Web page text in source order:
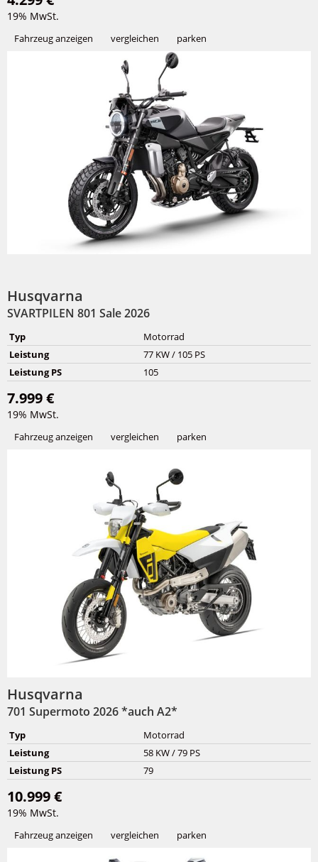
19% MwSt.
Fahrzeug anzeigen vergleichen parken
Husqvarna
SVARTPILEN 801 Sale 2026
Typ
Motorrad
Leistung
77 KW / 105 PS
Leistung PS
105
7.999 €
19% MwSt.
Fahrzeug anzeigen vergleichen parken
Husqvarna
701 Supermoto 2026 *auch A2*
Typ
Motorrad
Leistung
58 KW / 79 PS
Leistung PS
79
10.999 €
19% MwSt.
Fahrzeug anzeigen vergleichen parken